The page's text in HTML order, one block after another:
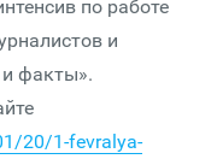
по работе
и
факты».
20/1-fevralya-